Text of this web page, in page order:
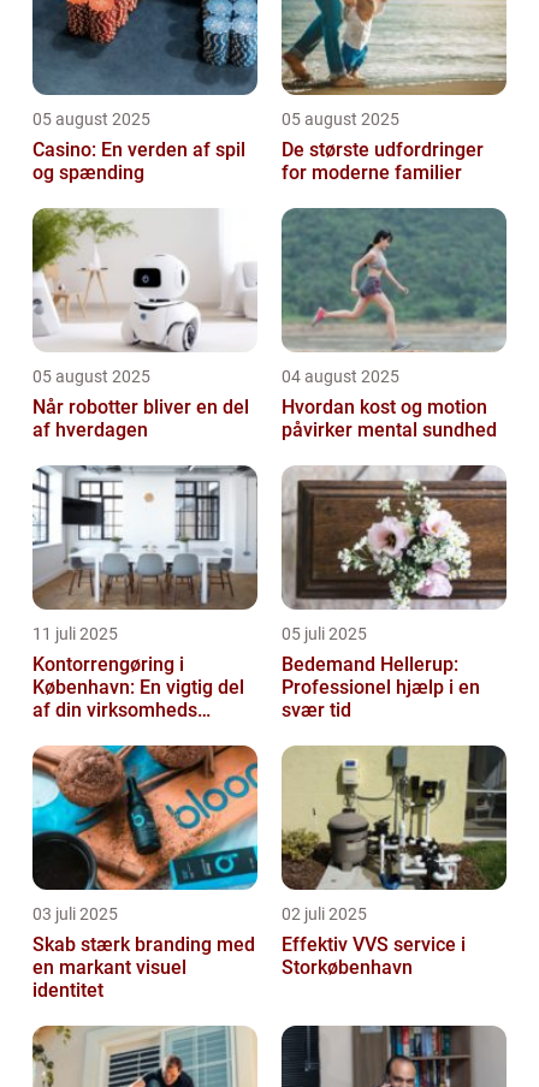
05 august 2025
Casino: En verden af spil
og spænding
05 august 2025
De største udfordringer
for moderne familier
05 august 2025
Når robotter bliver en del
af hverdagen
04 august 2025
Hvordan kost og motion
påvirker mental sundhed
11 juli 2025
Kontorrengøring i
København: En vigtig del
af din virksomheds
05 juli 2025
Bedemand Hellerup:
Professionel hjælp i en
svær tid
03 juli 2025
Skab stærk branding med
en markant visuel
identitet
02 juli 2025
Effektiv VVS service i
Storkøbenhavn